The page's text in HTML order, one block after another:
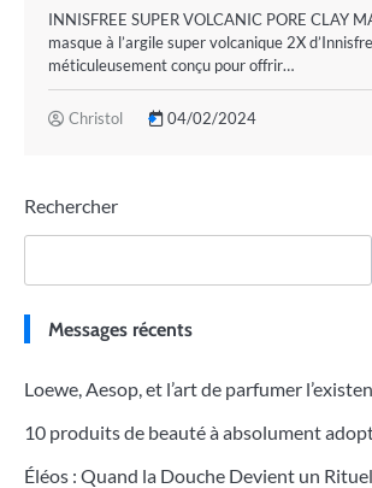
INNISFREE SUPER VOLCANIC PORE CLAY
masque à l’argile super volcanique 2X
méticuleusement conçu pour offrir…
Christol 04/02/2024
Rechercher
Messages récents
Loewe, Aesop, et l’art de parfumer
10 produits de beauté à absolument
Éléos : Quand la Douche Devient un